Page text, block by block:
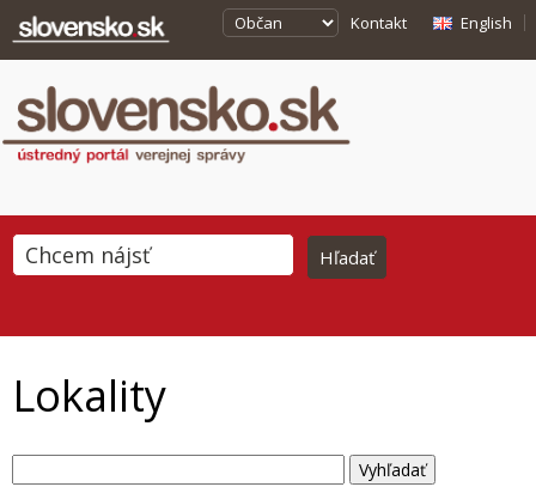
Kontakt English
Lokality